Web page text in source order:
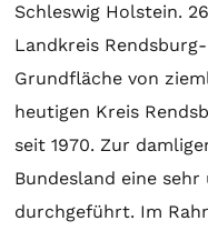
Schleswig Holstein.
Landkreis
Grundfläche von
heutigen Kreis
seit 1970. Zur
Bundesland eine
durchgeführt. Im